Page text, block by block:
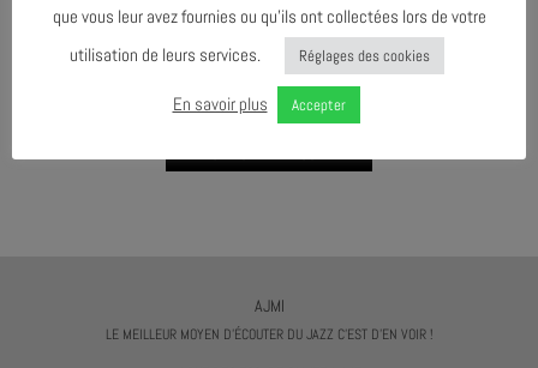
AGENDA AU FORMATICAL
AJMI
LE MEILLEUR MOYEN D'ÉCOUTER DU JAZZ C'EST D'EN VOIR !
que vous leur avez fournies ou qu’ils ont collectées lors de votre
utilisation de leurs services.
Réglages des cookies
En savoir plus Accepter